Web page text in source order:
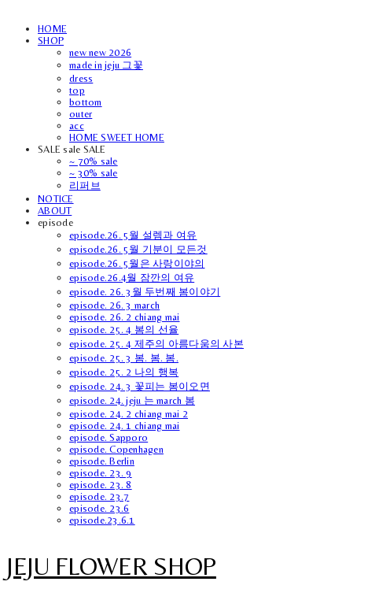
HOME
SHOP
new new 2026
made in jeju 그꽃
dress
top
bottom
outer
acc
HOME SWEET HOME
SALE sale SALE
~ 70% sale
~ 30% sale
리퍼브
NOTICE
ABOUT
episode
episode.26. 5월 설렘과 여유
episode.26. 5월 기분이 모든것
episode.26. 5월은 사랑이야의
episode.26.4월 잠깐의 여유
episode. 26. 3월 두번째 봄이야기
episode. 26. 3 march
episode. 26. 2 chiang mai
episode. 25. 4 봄의 선율
episode. 25. 4 제주의 아름다움의 사본
episode. 25. 3 봄. 봄. 봄.
episode. 25. 2 나의 행복
episode. 24. 3 꽃피는 봄이오면
episode. 24. jeju 는 march 봄
episode. 24. 2 chiang mai 2
episode. 24. 1 chiang mai
episode. Sapporo
episode. Copenhagen
episode. Berlin
episode. 23. 9
episode. 23. 8
episode. 23.7
episode. 23.6
episode.23.6.1
JEJU FLOWER SHOP